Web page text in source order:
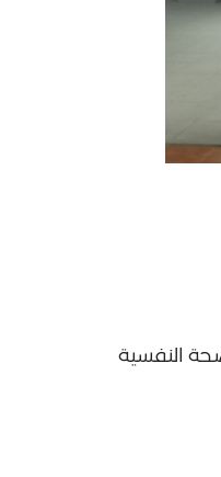
النفسية